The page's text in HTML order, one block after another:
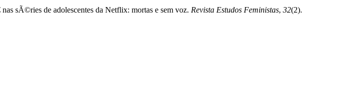
sÃ©ries de adolescentes da Netflix: mortas e sem voz. Revista Estudos Feministas, 32(2).